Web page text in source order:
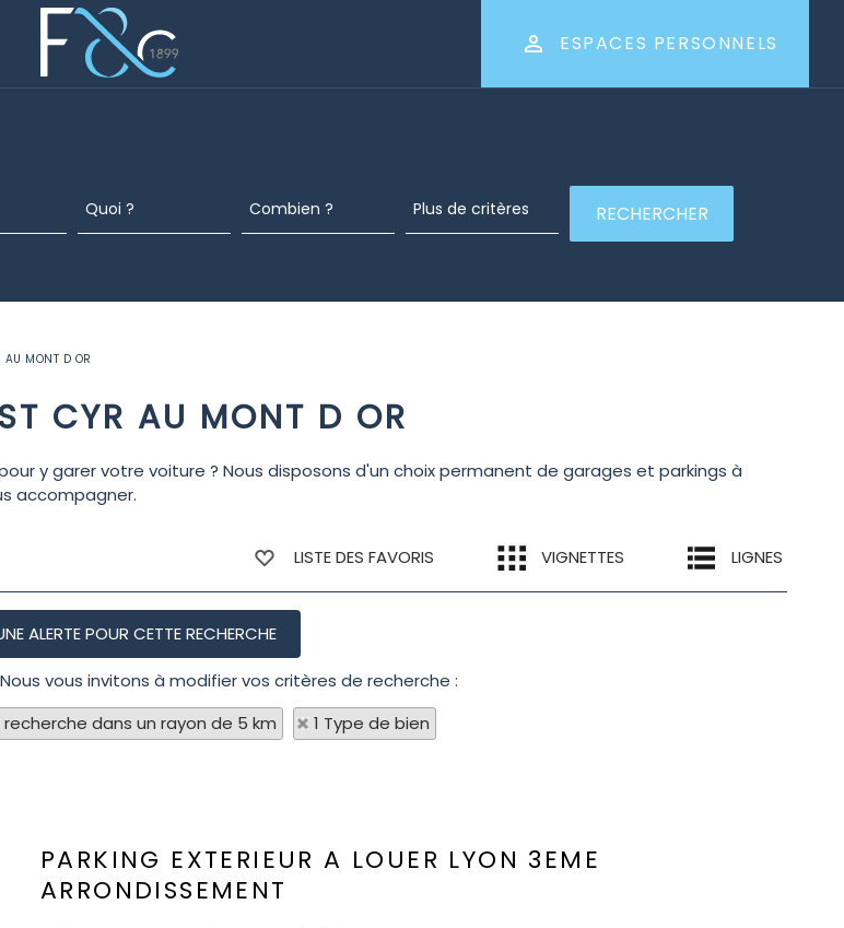
ESPACES PERSONNELS
AU MONT D OR
CYR AU MONT D OR
y garer votre voiture ? Nous disposons d'un choix permanent de garages et parkings à
accompagner.
LISTE DES FAVORIS VIGNETTES LIGNES
vous invitons à modifier vos critères de recherche :
dans un rayon de 5 km
1 Type de bien
PARKING EXTERIEUR A LOUER LYON 3EME
ARRONDISSEMENT